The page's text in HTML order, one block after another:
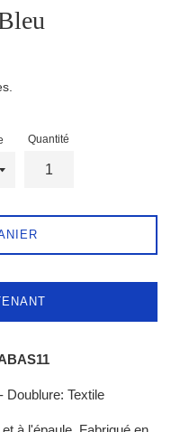
Quantité
Doublure: Textile